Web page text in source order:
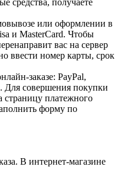
или оформлении в
и MasterCard. Чтобы
вас на сервер
ввести номер карты, срок
заказе: PayPal,
Для совершения покупки
страницу платежного
форму по
В интернет-магазине